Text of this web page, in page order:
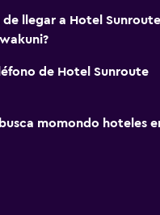
de llegar a Hotel Sunroute
de Hotel Sunroute
momondo hoteles